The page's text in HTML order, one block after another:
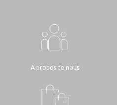
A propos de nous